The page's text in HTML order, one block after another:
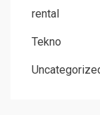
rental
Tekno